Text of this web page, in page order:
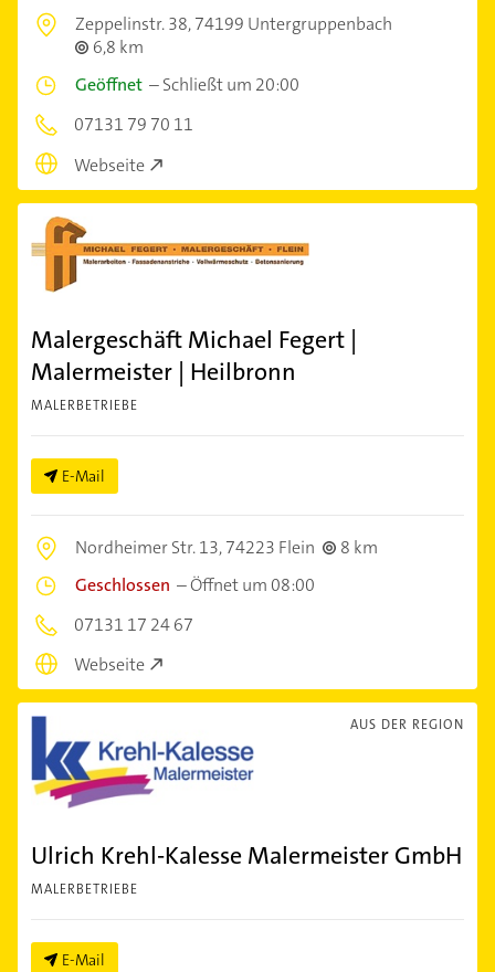
Zeppelinstr. 38,74199 Untergruppenbach
6,8 km
Geöffnet –Schließt um 20:00
07131 79 70 11
Webseite
Malergeschäft Michael Fegert |
Malermeister | Heilbronn
MALERBETRIEBE
E-Mail
Nordheimer Str. 13,74223 Flein
8 km
Geschlossen –Öffnet um 08:00
07131 17 24 67
Webseite
AUS DER REGION
Ulrich Krehl-Kalesse Malermeister GmbH
MALERBETRIEBE
E-Mail